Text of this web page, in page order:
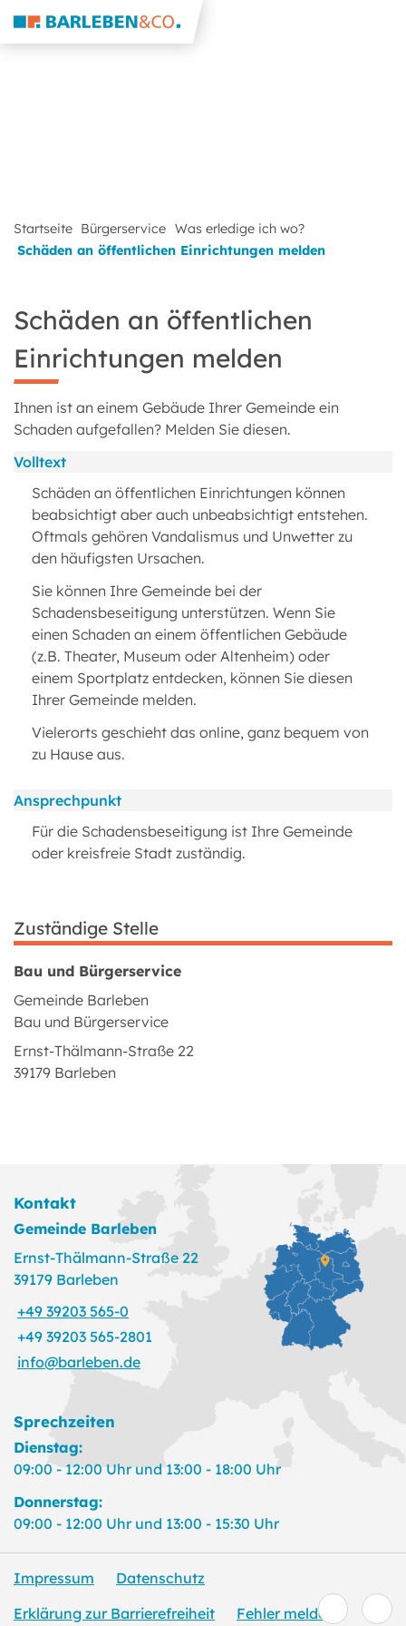
Startseite Bürgerservice Was erledige ich wo?
Schäden an öffentlichen Einrichtungen melden
Schäden an öffentlichen
Einrichtungen melden
Ihnen ist an einem Gebäude Ihrer Gemeinde ein
Schaden aufgefallen? Melden Sie diesen.
Volltext
Schäden an öffentlichen Einrichtungen können
beabsichtigt aber auch unbeabsichtigt entstehen.
Oftmals gehören Vandalismus und Unwetter zu
den häufigsten Ursachen.
Sie können Ihre Gemeinde bei der
Schadensbeseitigung unterstützen. Wenn Sie
einen Schaden an einem öffentlichen Gebäude
(z.B. Theater, Museum oder Altenheim) oder
einem Sportplatz entdecken, können Sie diesen
Ihrer Gemeinde melden.
Vielerorts geschieht das online, ganz bequem von
zu Hause aus.
Ansprechpunkt
Für die Schadensbeseitigung ist Ihre Gemeinde
oder kreisfreie Stadt zuständig.
Zuständige Stelle
Bau und Bürgerservice
Gemeinde Barleben
Bau und Bürgerservice
Ernst-Thälmann-Straße 22
39179 Barleben
Kontakt
Gemeinde Barleben
Ernst-Thälmann-Straße 22
39179 Barleben
+49 39203 565-0
+49 39203 565-2801
info@barleben.de
Sprechzeiten
Dienstag:
09:00 - 12:00 Uhr und 13:00 - 18:00 Uhr
Donnerstag:
09:00 - 12:00 Uhr und 13:00 - 15:30 Uhr
Impressum
Datenschutz
Erklärung zur Barrierefreiheit
Fehler melden